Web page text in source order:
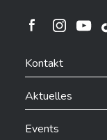
Ville de
Kontakt
Aktuelles
Events